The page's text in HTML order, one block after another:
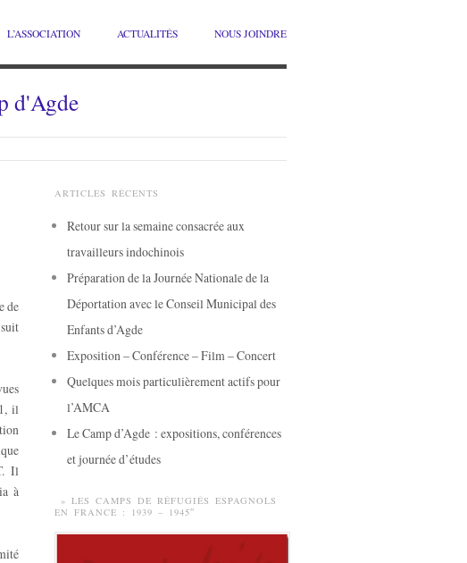
L’ASSOCIATION ACTUALITÉS NOUS JOINDRE
d'Agde
de
il
Il
à
ARTICLES RÉCENTS
Retour sur la semaine consacrée aux
travailleurs indochinois
Préparation de la Journée Nationale de la
Déportation avec le Conseil Municipal des
Enfants d’Agde
Exposition – Conférence – Film – Concert
Quelques mois particulièrement actifs pour
l’AMCA
Le Camp d’Agde : expositions, conférences
et journée d’études
» LES CAMPS DE RÉFUGIÉS ESPAGNOLS
EN FRANCE : 1939 – 1945″